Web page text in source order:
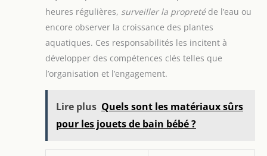
heures régulières, surveiller la propretéde l’eau ou
encore observer la croissance des plantes
aquatiques. Ces responsabilités les incitent à
développer des compétences clés telles que
l’organisation et l’engagement.
Lire plus Quels sont les matériaux sûrs
pour les jouets de bain bébé ?